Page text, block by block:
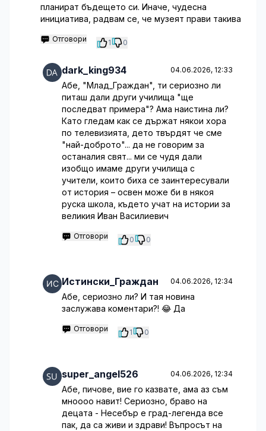
планират бъдещето си. Иначе, чудесна
инициатива, радвам се, че музеят прави такива
Отговори 1 0
dark_king934 04.06.2026, 12:33
Абе, "Млад_Граждан", ти сериозно ли
питаш дали други училища "ще
последват примера"? Ама наистина ли?
Като гледам как се държат някои хора
по телевизията, дето твърдят че сме
"най-доброто"... да не говорим за
останалия свят... ми се чудя дали
изобщо имаме други училища с
учители, които биха се заинтересували
от история – освен може би в някоя
руска школа, където учат на истории за
великия Иван Василиевич
Отговори 0 0
Истински_Граждан 04.06.2026, 12:34
Абе, сериозно ли? И тая новина
заслужава коментари?! 😂 Да
Отговори 1 0
super_angel526 04.06.2026, 12:34
Абе, пичове, вие го казвате, ама аз съм
мноооо навит! Сериозно, браво на
децата - Несебър е град-легенда все
пак, да са живи и здрави! Въпросът на